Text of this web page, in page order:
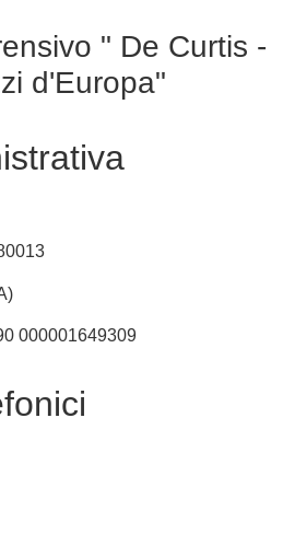
" De Curtis -
d'Europa"
000001649309